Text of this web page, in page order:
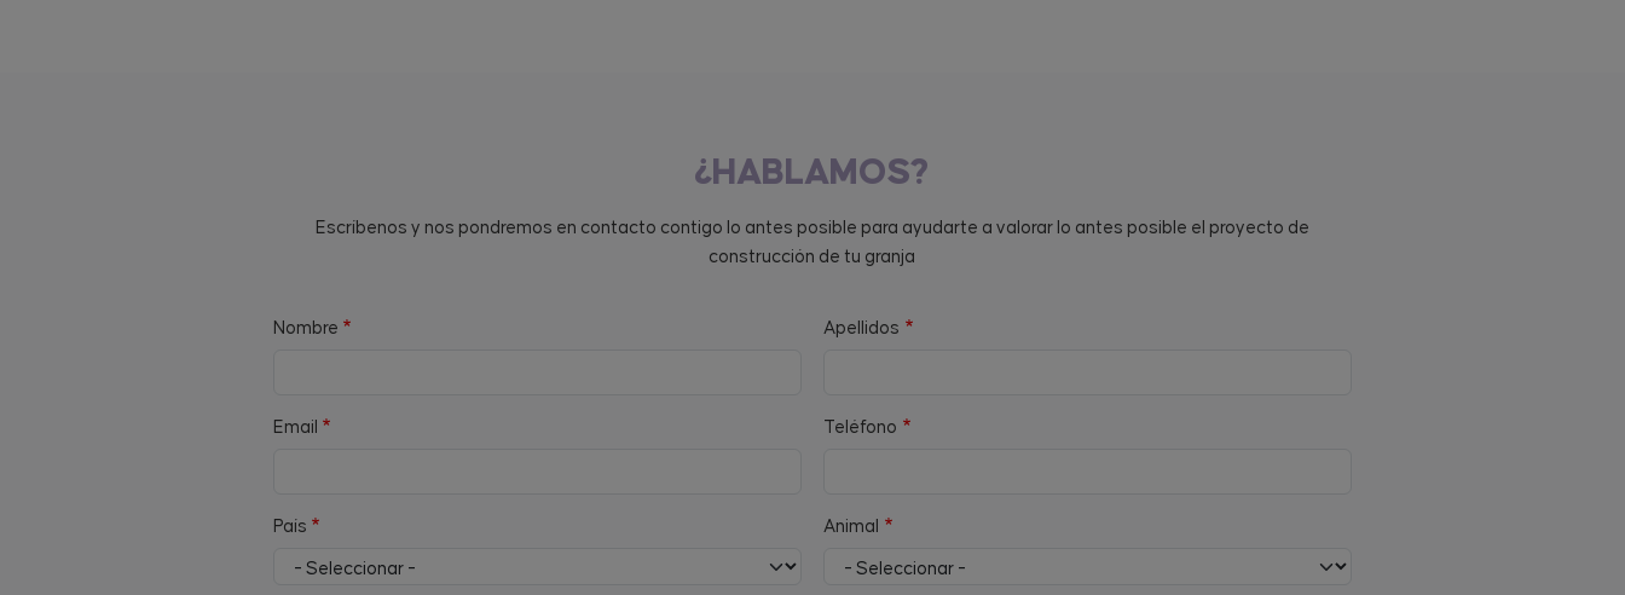
¿HABLAMOS?
Escríbenos y nos pondremos en contacto contigo lo antes posible para ayudarte a valorar lo antes posible el proyecto de
construcción de tu granja
Nombre Apellidos
Email Teléfono
País Animal